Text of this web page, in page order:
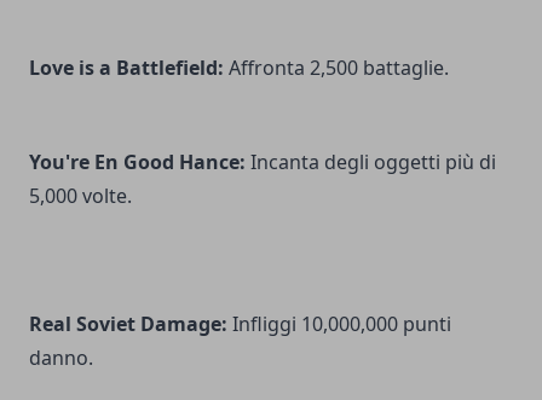
Love is a Battlefield: Affronta 2,500 battaglie.
You're En Good Hance: Incanta degli oggetti più di
5,000 volte.
Real Soviet Damage: Infliggi 10,000,000 punti
danno.